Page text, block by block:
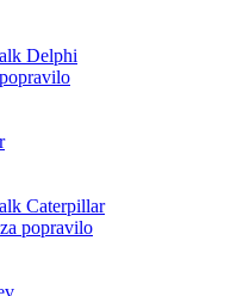
Delphi
Caterpillar
popravilo